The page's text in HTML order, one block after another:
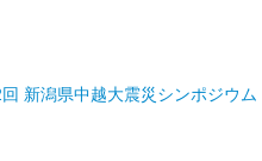
新潟県中越大震災シンポジウム